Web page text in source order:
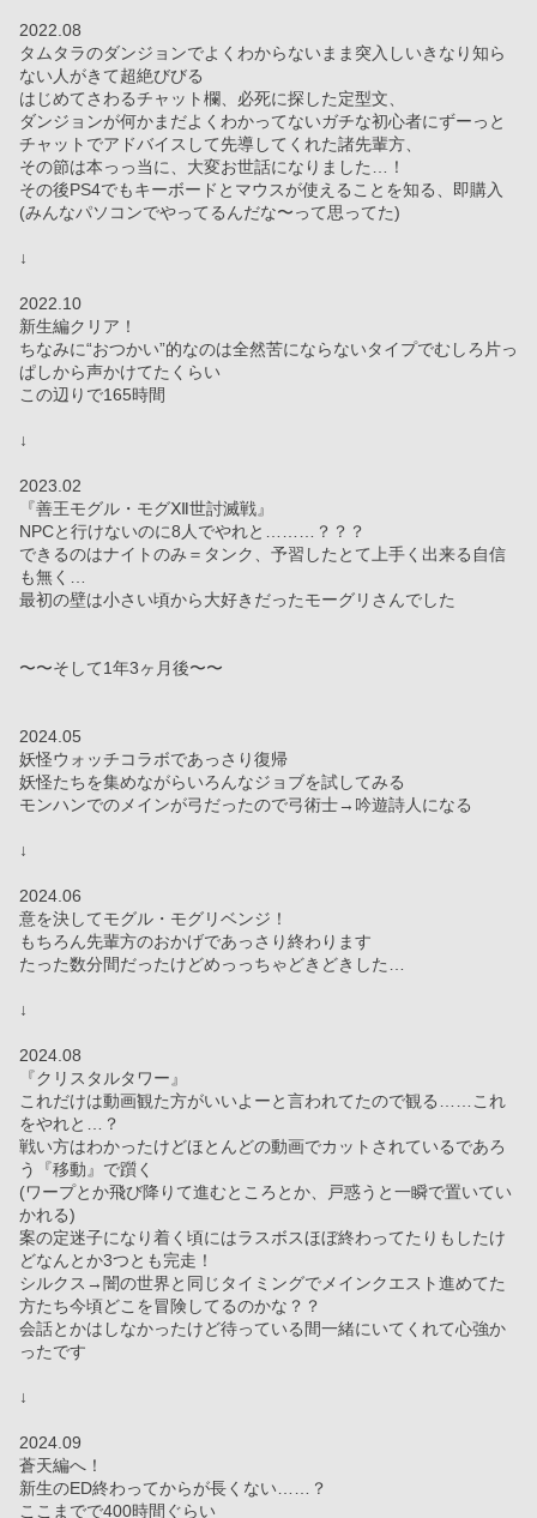
2022.08
タムタラのダンジョンでよくわからないまま突入しいきなり知ら
ない人がきて超絶びびる
はじめてさわるチャット欄、必死に探した定型文、
ダンジョンが何かまだよくわかってないガチな初心者にずーっと
チャットでアドバイスして先導してくれた諸先輩方、
その節は本っっ当に、大変お世話になりました…！
その後PS4でもキーボードとマウスが使えることを知る、即購入
(みんなパソコンでやってるんだな〜って思ってた)
↓
2022.10
新生編クリア！
ちなみに“おつかい”的なのは全然苦にならないタイプでむしろ片っ
ぱしから声かけてたくらい
この辺りで165時間
↓
2023.02
『善王モグル・モグⅫ世討滅戦』
NPCと行けないのに8人でやれと………？？？
できるのはナイトのみ＝タンク、予習したとて上手く出来る自信
も無く…
最初の壁は小さい頃から大好きだったモーグリさんでした
〜〜そして1年3ヶ月後〜〜
2024.05
妖怪ウォッチコラボであっさり復帰
妖怪たちを集めながらいろんなジョブを試してみる
モンハンでのメインが弓だったので弓術士→吟遊詩人になる
↓
2024.06
意を決してモグル・モグリベンジ！
もちろん先輩方のおかげであっさり終わります
たった数分間だったけどめっっちゃどきどきした…
↓
2024.08
『クリスタルタワー』
これだけは動画観た方がいいよーと言われてたので観る……これ
をやれと…？
戦い方はわかったけどほとんどの動画でカットされているであろ
う『移動』で躓く
(ワープとか飛び降りて進むところとか、戸惑うと一瞬で置いてい
かれる)
案の定迷子になり着く頃にはラスボスほぼ終わってたりもしたけ
どなんとか3つとも完走！
シルクス→闇の世界と同じタイミングでメインクエスト進めてた
方たち今頃どこを冒険してるのかな？？
会話とかはしなかったけど待っている間一緒にいてくれて心強か
ったです
↓
2024.09
蒼天編へ！
新生のED終わってからが長くない……？
ここまでで400時間ぐらい